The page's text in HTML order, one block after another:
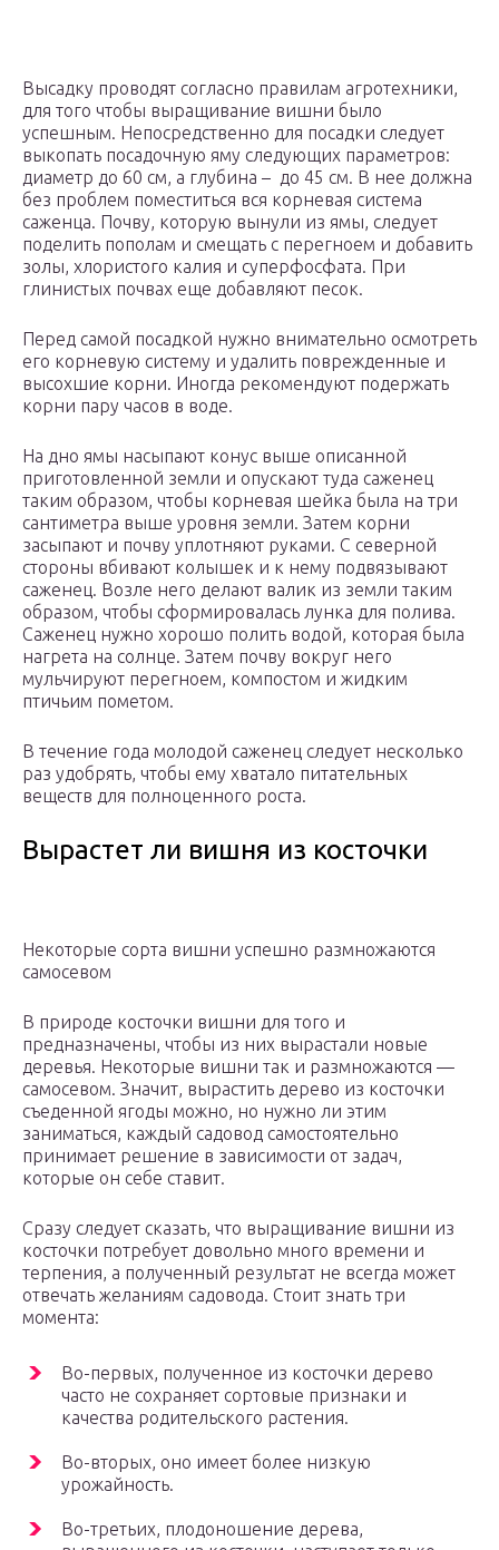
Высадку проводят согласно правилам агротехники,
для того чтобы выращивание вишни было
успешным. Непосредственно для посадки следует
выкопать посадочную яму следующих параметров:
диаметр до 60 см, а глубина – до 45 см. В нее должна
без проблем поместиться вся корневая система
саженца. Почву, которую вынули из ямы, следует
поделить пополам и смещать с перегноем и добавить
золы, хлористого калия и суперфосфата. При
глинистых почвах еще добавляют песок.
Перед самой посадкой нужно внимательно осмотреть
его корневую систему и удалить поврежденные и
высохшие корни. Иногда рекомендуют подержать
корни пару часов в воде.
На дно ямы насыпают конус выше описанной
приготовленной земли и опускают туда саженец
таким образом, чтобы корневая шейка была на три
сантиметра выше уровня земли. Затем корни
засыпают и почву уплотняют руками. С северной
стороны вбивают колышек и к нему подвязывают
саженец. Возле него делают валик из земли таким
образом, чтобы сформировалась лунка для полива.
Саженец нужно хорошо полить водой, которая была
нагрета на солнце. Затем почву вокруг него
мульчируют перегноем, компостом и жидким
птичьим пометом.
В течение года молодой саженец следует несколько
раз удобрять, чтобы ему хватало питательных
веществ для полноценного роста.
Вырастет ли вишня из косточки
Некоторые сорта вишни успешно размножаются
самосевом
В природе косточки вишни для того и
предназначены, чтобы из них вырастали новые
деревья. Некоторые вишни так и размножаются —
самосевом. Значит, вырастить дерево из косточки
съеденной ягоды можно, но нужно ли этим
заниматься, каждый садовод самостоятельно
принимает решение в зависимости от задач,
которые он себе ставит.
Сразу следует сказать, что выращивание вишни из
косточки потребует довольно много времени и
терпения, а полученный результат не всегда может
отвечать желаниям садовода. Стоит знать три
момента:
Во-первых, полученное из косточки дерево
часто не сохраняет сортовые признаки и
качества родительского растения.
Во-вторых, оно имеет более низкую
урожайность.
Во-третьих, плодоношение дерева,